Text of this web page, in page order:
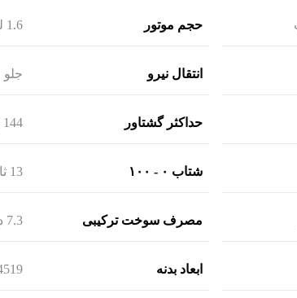
حجم موتور 1.6 لیتری
انتقال نیرو جلو
حداکثر گشتاور 144 نیوتن متر
شتاب ۰ - ۱۰۰ 13 ثانیه
مصرف سوخت ترکیبی 7.3 در ۱۰۰ کیلومتر
ابعاد بدنه 4519 * 1748 * 1466